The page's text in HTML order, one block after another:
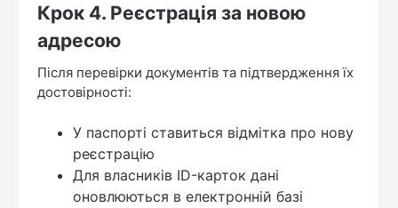
Крок 4. Реєстрація за новою
адресою
Після перевірки документів та підтвердження їх
достовірності:
У паспорті ставиться відмітка про нову
реєстрацію
Для власників ID-карток дані
оновлюються в електронній базі